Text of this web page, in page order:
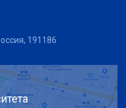
191186